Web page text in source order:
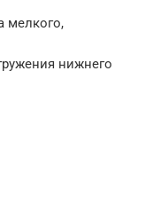
мелкого,
нижнего